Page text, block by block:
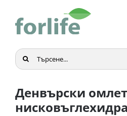
content
Търсене
...
Денвърски